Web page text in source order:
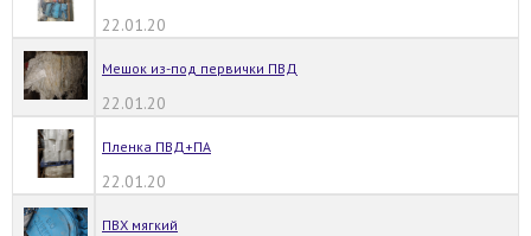
22.01.20
Мешок из-под первички ПВД
22.01.20
Пленка ПВД+ПА
22.01.20
ПВХ мягкий